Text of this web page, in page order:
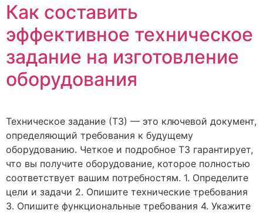
Как составить
эффективное техническое
задание на изготовление
оборудования
Техническое задание (ТЗ) — это ключевой документ,
определяющий требования к будущему
оборудованию. Четкое и подробное ТЗ гарантирует,
что вы получите оборудование, которое полностью
соответствует вашим потребностям. 1. Определите
цели и задачи 2. Опишите технические требования
3. Опишите функциональные требования 4. Укажите